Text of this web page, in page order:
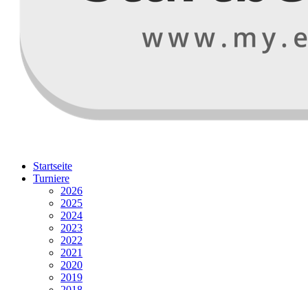
Startseite
Turniere
2026
2025
2024
2023
2022
2021
2020
2019